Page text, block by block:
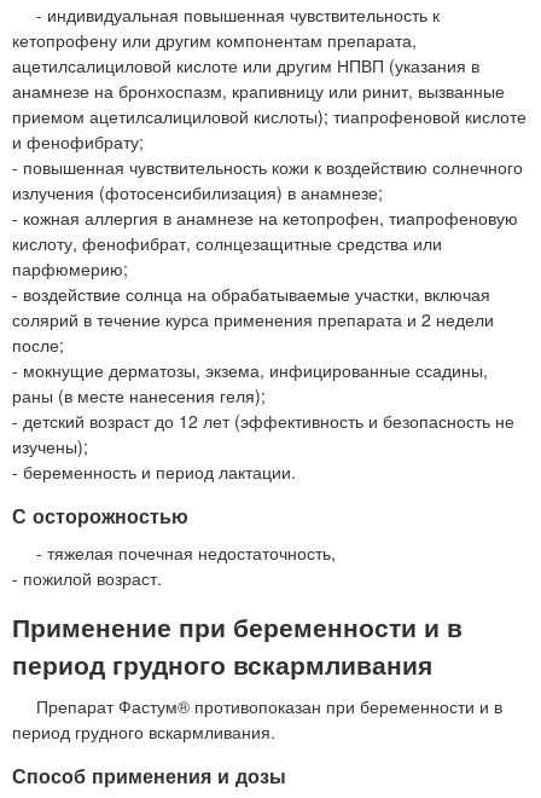
- индивидуальная повышенная чувствительность к
кетопрофену или другим компонентам препарата,
ацетилсалициловой кислоте или другим НПВП (указания в
анамнезе на бронхоспазм, крапивницу или ринит, вызванные
приемом ацетилсалициловой кислоты); тиапрофеновой кислоте
и фенофибрату;
- повышенная чувствительность кожи к воздействию солнечного
излучения (фотосенсибилизация) в анамнезе;
- кожная аллергия в анамнезе на кетопрофен, тиапрофеновую
кислоту, фенофибрат, солнцезащитные средства или
парфюмерию;
- воздействие солнца на обрабатываемые участки, включая
солярий в течение курса применения препарата и 2 недели
после;
- мокнущие дерматозы, экзема, инфицированные ссадины,
раны (в месте нанесения геля);
- детский возраст до 12 лет (эффективность и безопасность не
изучены);
- беременность и период лактации.
С осторожностью
- тяжелая почечная недостаточность,
- пожилой возраст.
Применение при беременности и в
период грудного вскармливания
Препарат Фастум® противопоказан при беременности и в
период грудного вскармливания.
Способ применения и дозы